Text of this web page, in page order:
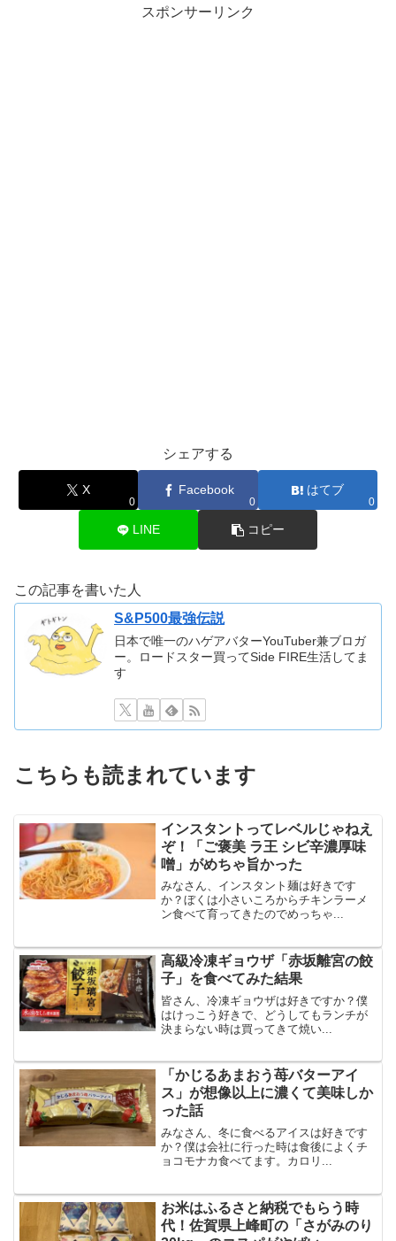
スポンサーリンク
シェアする
X
0
Facebook
0
はてブ
0
LINE コピー
この記事を書いた人
S&P500最強伝説
日本で唯一のハゲアバターYouTuber兼ブロガ
ー。ロードスター買ってSide FIRE生活してま
す
こちらも読まれています
インスタントってレベルじゃねえ
ぞ！「ご褒美 ラ王 シビ辛濃厚味
噌」がめちゃ旨かった
みなさん、インスタント麺は好きです
か？ぼくは小さいころからチキンラーメ
ン食べて育ってきたのでめっちゃ...
高級冷凍ギョウザ「赤坂離宮の餃
子」を食べてみた結果
皆さん、冷凍ギョウザは好きですか？僕
はけっこう好きで、どうしてもランチが
決まらない時は買ってきて焼い...
「かじるあまおう苺バターアイ
ス」が想像以上に濃くて美味しか
った話
みなさん、冬に食べるアイスは好きです
か？僕は会社に行った時は食後によくチ
ョコモナカ食べてます。カロリ...
お米はふるさと納税でもらう時
代！佐賀県上峰町の「さがみのり